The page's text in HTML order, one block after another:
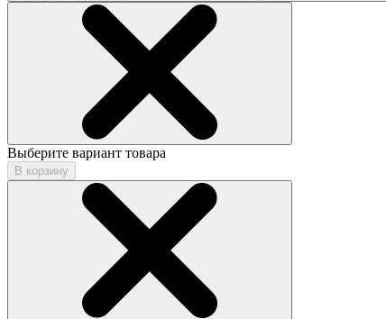
Выберите вариант товара
В корзину